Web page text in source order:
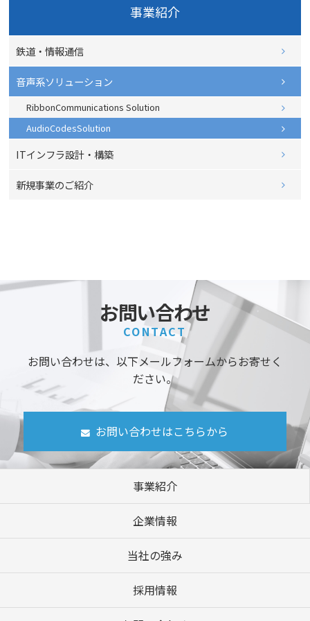
事業紹介
鉄道・情報通信
音声系ソリューション
RibbonCommunications Solution
AudioCodesSolution
ITインフラ設計・構築
新規事業のご紹介
お問い合わせ
CONTACT
お問い合わせは、以下メールフォームからお寄せく
ださい。
お問い合わせはこちらから
事業紹介
企業情報
当社の強み
採用情報